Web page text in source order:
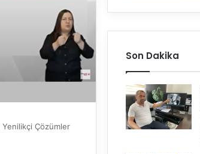
Yenilikçi Çözümler
Son Dakika